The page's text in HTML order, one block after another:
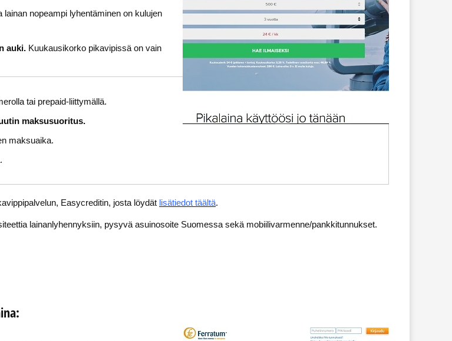
nopeampi lyhentäminen on kulujen
auki. Kuukausikorko pikavipissä on vain
tai prepaid-liittymällä.
maksusuoritus.
maksuaika.
Easycreditin, josta löydät lisätiedot täältä.
lainanlyhennyksiin, pysyvä asuinosoite Suomessa sekä mobiilivarmenne/pankkitunnukset.